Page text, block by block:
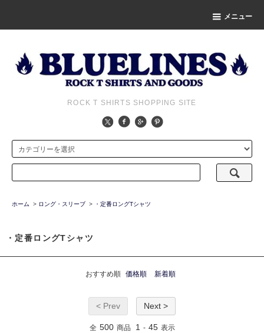
メニュー
ROCK T SHIRTS SHOPPING SITE
ホーム > ロング・スリーブ > ・定番ロングTシャツ
・定番ロングTシャツ
おすすめ順 価格順 新着順
< Prev Next >
全 500 商品 1 - 45 表示